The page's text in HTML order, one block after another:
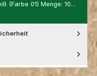
(Farbe 01) Menge: 10…